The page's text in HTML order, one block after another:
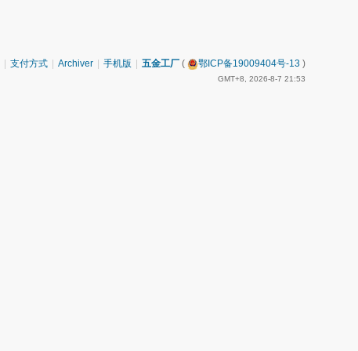
支付方式 Archiver 手机版 五金工厂 ( 鄂ICP备19009404号-13 )
GMT+8, 2026-8-7 21:53